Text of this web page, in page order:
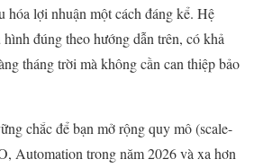
hóa lợi nhuận một cách đáng kể. Hệ
đúng theo hướng dẫn trên, có khả
tháng trời mà không cần can thiệp bảo
chắc để bạn mở rộng quy mô (scale-
Automation trong năm 2026 và xa hơn